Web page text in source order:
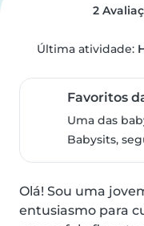
2
Última atividade:
Favoritos
Uma das
Babysits,
Olá! Sou uma
entusiasmo para